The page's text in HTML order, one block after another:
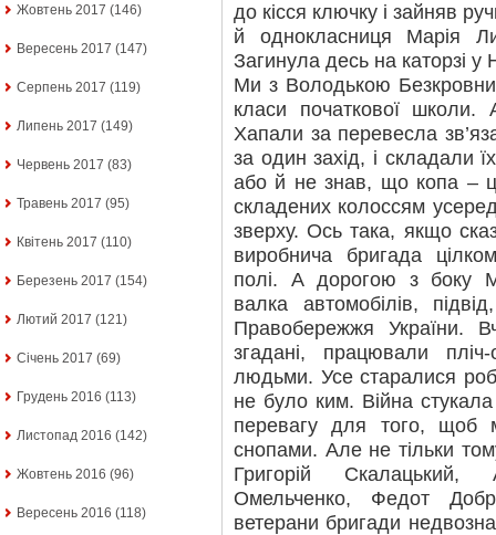
Жовтень 2017 (146)
Вересень 2017 (147)
Серпень 2017 (119)
Липень 2017 (149)
Червень 2017 (83)
Травень 2017 (95)
Квітень 2017 (110)
Березень 2017 (154)
Лютий 2017 (121)
Січень 2017 (69)
Грудень 2016 (113)
Листопад 2016 (142)
Жовтень 2016 (96)
Вересень 2016 (118)
до кісся ключку і зайняв
й однокласниця Марія
Загинула десь на каторзі у
Ми з Володькою
класи початкової
Хапали за перевесла
за один захід, і складали
або й не знав, що копа –
складених колоссям
зверху. Ось така, якщо
виробнича бригада
полі. А дорогою з боку
валка автомобілів,
Правобережжя України.
згадані, працювали
людьми. Усе старалися
не було ким. Війна
перевагу для того, щоб
снопами. Але не тільки
Григорій
Омельченко, Федот
ветерани бригади